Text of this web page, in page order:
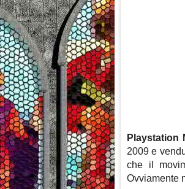
Playstation
2009 e
che il
Ovviamente